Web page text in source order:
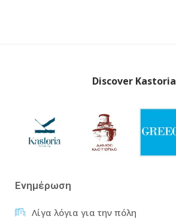
Discover Kastoria
Ενημέρωση
Λίγα λόγια για την πόλη